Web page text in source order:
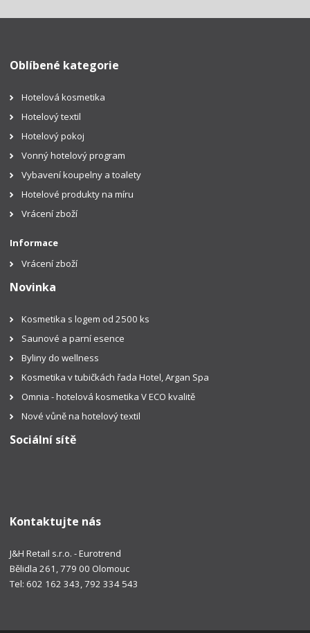
Oblíbené kategorie
Hotelová kosmetika
Hotelový textil
Hotelový pokoj
Vonný hotelový program
Vybavení koupelny a toalety
Hotelové produkty na míru
Vrácení zboží
Informace
Vrácení zboží
Novinka
Kosmetika s logem od 2500 ks
Saunové a parní esence
Byliny do wellness
Kosmetika v tubičkách řada Hotel, Argan Spa
Omnia - hotelová kosmetika V ECO kvalitě
Nové vůně na hotelový textil
Sociální sítě
Kontaktujte nás
J&H Retail s.r.o. - Eurotrend
Bělidla 261, 779 00 Olomouc
Tel: 602 162 343, 792 334 543